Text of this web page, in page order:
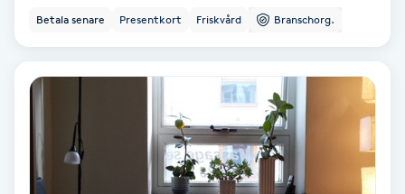
Ansiktsbehandling djuprengörande
Babylights
Balayage
Betala senare Presentkort Friskvård Branschorg.